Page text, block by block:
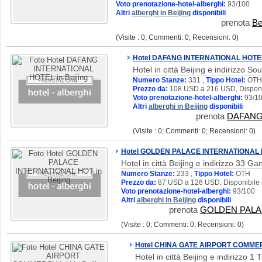
Voto prenotazione-hotel-alberghi: 93/100
Altri alberghi in Beijing disponibili
prenota
(Visite : 0; Commenti: 0; Recensioni: 0)
Hotel DAFANG INTERNATIONAL
Hotel in città Beijing e indirizzo
Numero Stanze: 331 , Tippo Hotel: OTH
Prezzo da: 108 USD a 216 USD,
Voto prenotazione-hotel-alberghi: 93/
Altri alberghi in Beijing disponibili
prenota
(Visite : 0; Commenti: 0; Recensioni: 0)
Hotel GOLDEN PALACE INTERNATIONAL
Hotel in città Beijing e indirizzo 33
Numero Stanze: 233 , Tippo Hotel: OTH
Prezzo da: 87 USD a 126 USD, Disponibile
Voto prenotazione-hotel-alberghi: 93/100
Altri alberghi in Beijing disponibili
prenota GOLDEN
(Visite : 0; Commenti: 0; Recensioni: 0)
Hotel CHINA GATE AIRPORT
Hotel in città Beijing e indirizzo 1